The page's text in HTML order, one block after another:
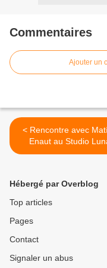
Commentaires
Ajouter un
< Rencontre avec Matías
Enaut au Studio
Rossa à l’occasion
Hébergé par Overblog
Top articles
Pages
Contact
Signaler un abus